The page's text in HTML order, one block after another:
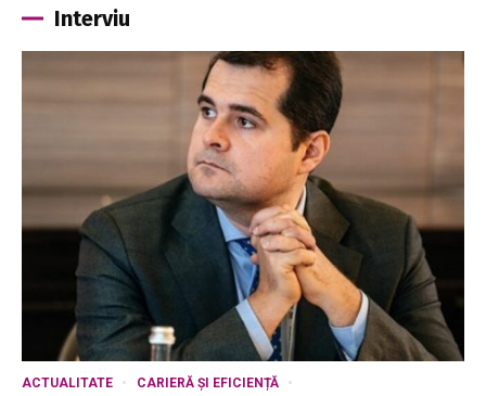
Interviu
ACTUALITATE
CARIERĂ ȘI EFICIENȚĂ